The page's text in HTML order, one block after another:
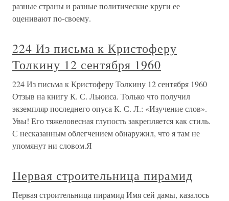
разные страны и разные политические круги ее
оценивают по-своему.
224 Из письма к Кристоферу
Толкину 12 сентября 1960
224 Из письма к Кристоферу Толкину 12 сентября 1960
Отзыв на книгу К. С. Льюиса. Только что получил
экземпляр последнего опуса К. С. Л.: «Изучение слов».
Увы! Его тяжеловесная глупость закрепляется как стиль.
С несказанным облегчением обнаружил, что я там не
упомянут ни словом.Я
Первая строительница пирамид
Первая строительница пирамид Имя сей дамы, казалось